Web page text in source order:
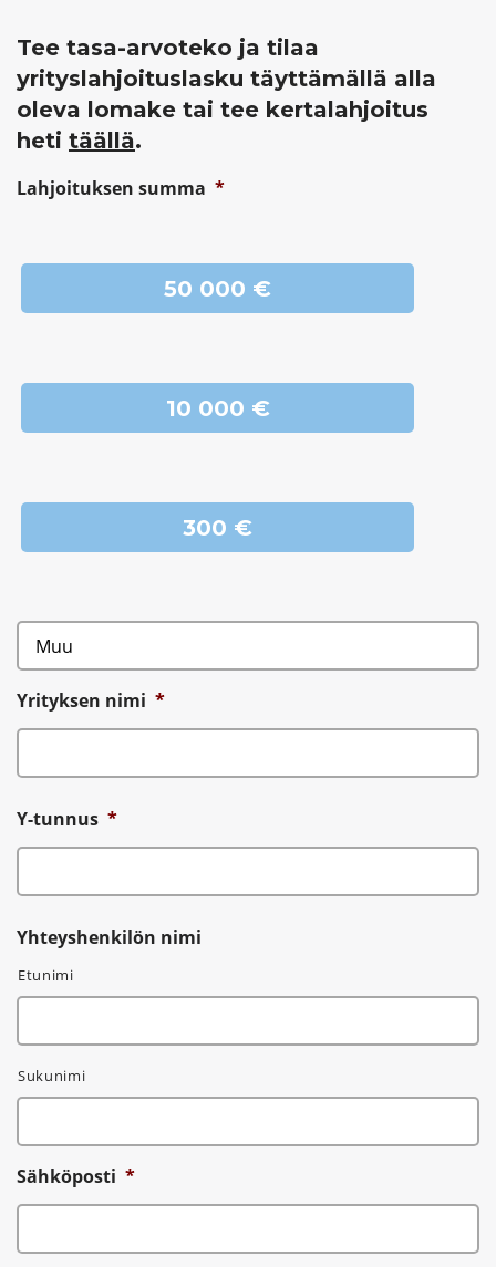
Tee tasa-arvoteko ja tilaa
yrityslahjoituslasku täyttämällä alla
oleva lomake tai tee kertalahjoitus
heti täällä.
Lahjoituksen summa *
50 000 €
10 000 €
300 €
Yrityksen nimi *
Y-tunnus *
Yhteyshenkilön nimi
Etunimi
Sukunimi
Sähköposti *